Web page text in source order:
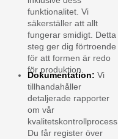
funktionalitet. Vi
säkerställer att allt
fungerar smidigt. Detta
steg ger dig förtroende
för att formen är redo
för produktion.
Dokumentation: Vi
tillhandahåller
detaljerade rapporter
om vår
kvalitetskontrollprocess.
Du får register över